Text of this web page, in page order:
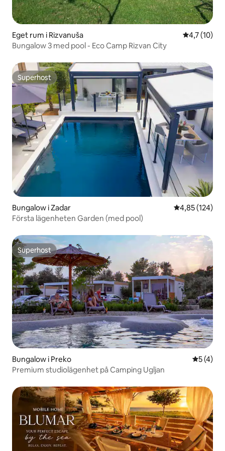
Eget rum i Rizvanuša 4,7 av 5 i
4,7 (10)
Bungalow 3 med pool - Eco Camp Rizvan City
Superhost
Superhost
Bungalow i Zadar 4,85 av 5 i
4,85 (124)
Första lägenheten Garden (med pool)
Superhost
Superhost
Bungalow i Preko 5 av 5 i
5 (4)
Premium studiolägenhet på Camping Ugljan